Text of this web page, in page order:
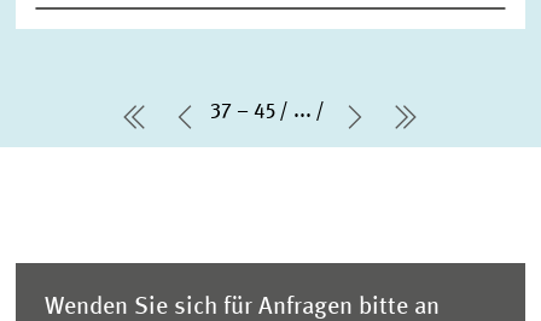
erste Seite
Vorherige Seite
37 – 45 ...
Nächste Seite
letzte
Wenden Sie sich für Anfragen bitte an